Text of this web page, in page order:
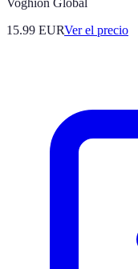
15.99 EURVer el precio